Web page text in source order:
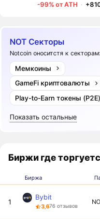
-99% от ATH ·
NOT Секторы
Notcoin оноситстя к секторам:
Мемкоины
GameFi криптовалюты
Play-to-Earn токены (P2E)
Показать остальные
Биржи где
Биржа
1
Bybit
3,676 отзывов